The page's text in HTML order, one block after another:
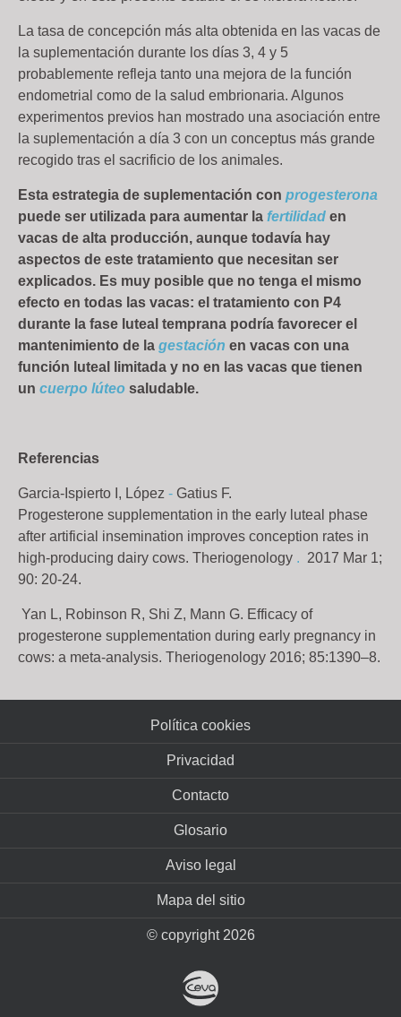
La tasa de concepción más alta obtenida en las vacas de
la suplementación durante los días 3, 4 y 5
probablemente refleja tanto una mejora de la función
endometrial como de la salud embrionaria. Algunos
experimentos previos han mostrado una asociación entre
la suplementación a día 3 con un conceptus más grande
recogido tras el sacrificio de los animales.
Esta estrategia de suplementación con progesterona
puede ser utilizada para aumentar la fertilidad en
vacas de alta producción, aunque todavía hay
aspectos de este tratamiento que necesitan ser
explicados. Es muy posible que no tenga el mismo
efecto en todas las vacas: el tratamiento con P4
durante la fase luteal temprana podría favorecer el
mantenimiento de la gestación en vacas con una
función luteal limitada y no en las vacas que tienen
un cuerpo lúteo saludable.
Referencias
Garcia-Ispierto I, López - Gatius F.
Progesterone supplementation in the early luteal phase
after artificial insemination improves conception rates in
high-producing dairy cows. Theriogenology . 2017 Mar 1;
90: 20-24.
Yan L, Robinson R, Shi Z, Mann G. Efficacy of
progesterone supplementation during early pregnancy in
cows: a meta-analysis. Theriogenology 2016; 85:1390–8.
Política cookies
Privacidad
Contacto
Glosario
Aviso legal
Mapa del sitio
© copyright 2026